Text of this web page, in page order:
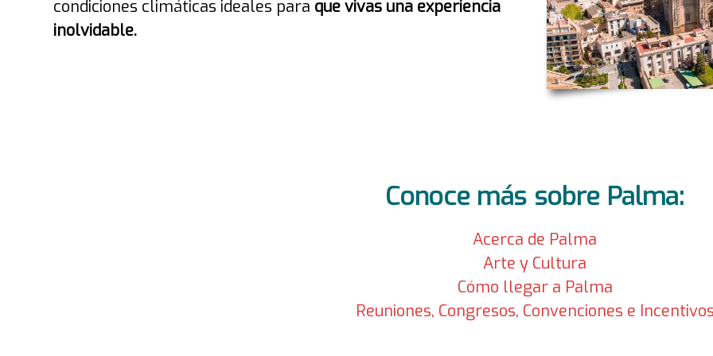
condiciones climáticas ideales para que vivas una experiencia
inolvidable.
Conoce más sobre Palma:
Acerca de Palma
Arte y Cultura
Cómo llegar a Palma
Reuniones, Congresos, Convenciones e